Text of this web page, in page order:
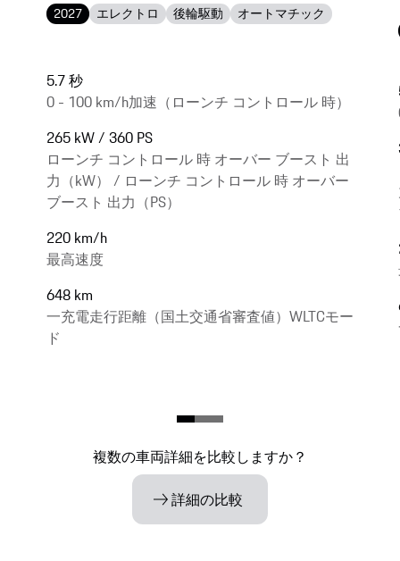
2027 エレクトロ 後輪駆動 オートマチック
5.7 秒
0 - 100 km/h加速（ローンチ コントロール 時）
265 kW / 360 PS
ローンチ コントロール 時 オーバー ブースト 出
力（kW） / ローンチ コントロール 時 オーバー
ブースト 出力（PS）
220 km/h
最高速度
648 km
一充電走行距離（国土交通省審査値）WLTCモー
ド
複数の車両詳細を比較しますか？
詳細の比較